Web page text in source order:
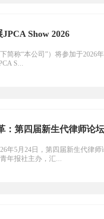
Show 2026
简称“本公司”）将参加于2026
S...
：第四届新生代律师论
年5月24日，第四届新生代律
年报社主办，汇...